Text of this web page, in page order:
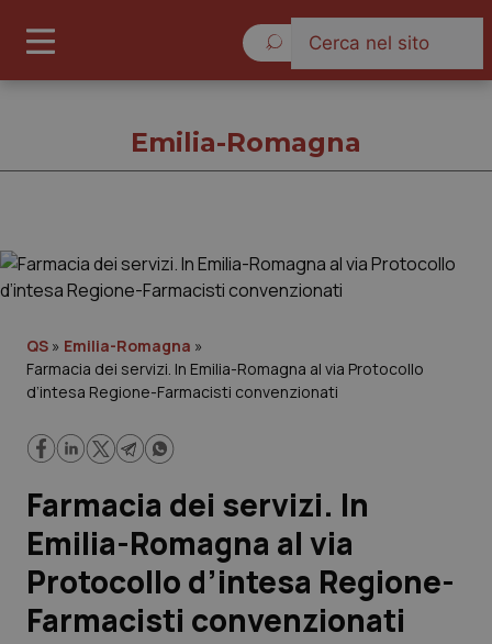
Governo e Parlamento
Regioni e Asl
Lavoro e Professioni
Scienza e Farmaci
Studi e Analisi
Emilia-Romagna
QS » Emilia-Romagna »
Farmacia dei servizi. In Emilia-Romagna al via Protocollo
d’intesa Regione-Farmacisti convenzionati
Farmacia dei servizi. In
Emilia-Romagna al via
Protocollo d’intesa Regione-
Farmacisti convenzionati